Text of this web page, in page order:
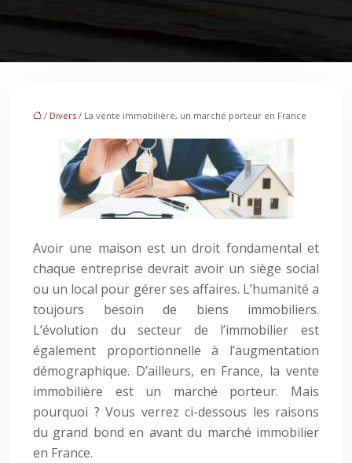
/ Divers / La vente immobilière, un marché porteur en France
Avoir une maison est un droit fondamental et
chaque entreprise devrait avoir un siège social
ou un local pour gérer ses affaires. L’humanité a
toujours besoin de biens immobiliers.
L’évolution du secteur de l’immobilier est
également proportionnelle à l’augmentation
démographique. D’ailleurs, en France, la vente
immobilière est un marché porteur. Mais
pourquoi ? Vous verrez ci-dessous les raisons
du grand bond en avant du marché immobilier
en France.